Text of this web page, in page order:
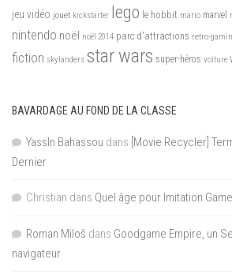
jeu vidéo jouet kickstarter lego le hobbit mario marvel
nintendo noël noël 2014 parc d'attractions retro-
fiction skylanders star wars super-héros voiture
BAVARDAGE AU FOND DE LA CLASSE
YassIn Bahassou dans [Movie Recycler]
Dernier
Christian dans Quel âge pour Imitation
Roman Miloš dans Goodgame Empire, un
navigateur